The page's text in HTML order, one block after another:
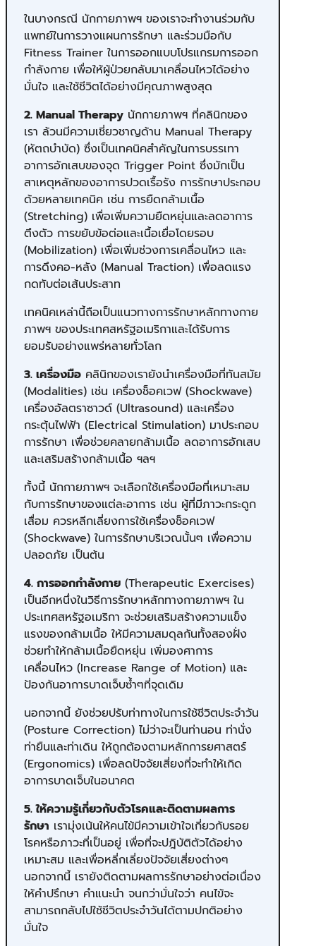
ในบางกรณี นักกายภาพฯ ของเราจะทำงานร่วมกับ
แพทย์ในการวางแผนการรักษา และร่วมมือกับ
Fitness Trainer ในการออกแบบโปรแกรมการออก
กำลังกาย เพื่อให้ผู้ป่วยกลับมาเคลื่อนไหวได้อย่าง
มั่นใจ และใช้ชีวิตได้อย่างมีคุณภาพสูงสุด
2. Manual Therapy นักกายภาพฯ ที่คลินิกของ
เรา ล้วนมีความเชี่ยวชาญด้าน Manual Therapy
(หัตถบำบัด) ซึ่งเป็นเทคนิคสำคัญในการบรรเทา
อาการอักเสบของจุด Trigger Point ซึ่งมักเป็น
สาเหตุหลักของอาการปวดเรื้อรัง การรักษาประกอบ
ด้วยหลายเทคนิค เช่น การยืดกล้ามเนื้อ
(Stretching) เพื่อเพิ่มความยืดหยุ่นและลดอาการ
ตึงตัว การขยับข้อต่อและเนื้อเยื่อโดยรอบ
(Mobilization) เพื่อเพิ่มช่วงการเคลื่อนไหว และ
การดึงคอ-หลัง (Manual Traction) เพื่อลดแรง
กดทับต่อเส้นประสาท
เทคนิคเหล่านี้ถือเป็นแนวทางการรักษาหลักทางกาย
ภาพฯ ของประเทศสหรัฐอเมริกาและได้รับการ
ยอมรับอย่างแพร่หลายทั่วโลก
3. เครื่องมือ คลินิกของเรายังนำเครื่องมือที่ทันสมัย
(Modalities) เช่น เครื่องช็อคเวฟ (Shockwave)
เครื่องอัลตราซาวด์ (Ultrasound) และเครื่อง
กระตุ้นไฟฟ้า (Electrical Stimulation) มาประกอบ
การรักษา เพื่อช่วยคลายกล้ามเนื้อ ลดอาการอักเสบ
และเสริมสร้างกล้ามเนื้อ ฯลฯ
ทั้งนี้ นักกายภาพฯ จะเลือกใช้เครื่องมือที่เหมาะสม
กับการรักษาของแต่ละอาการ เช่น ผู้ที่มีภาวะกระดูก
เสื่อม ควรหลีกเลี่ยงการใช้เครื่องช็อคเวฟ
(Shockwave) ในการรักษาบริเวณนั้นๆ เพื่อความ
ปลอดภัย เป็นต้น
4. การออกกำลังกาย (Therapeutic Exercises)
เป็นอีกหนึ่งในวิธีการรักษาหลักทางกายภาพฯ ใน
ประเทศสหรัฐอเมริกา จะช่วยเสริมสร้างความแข็ง
แรงของกล้ามเนื้อ ให้มีความสมดุลกันทั้งสองฝั่ง
ช่วยทำให้กล้ามเนื้อยืดหยุ่น เพิ่มองศาการ
เคลื่อนไหว (Increase Range of Motion) และ
ป้องกันอาการบาดเจ็บซ้ำๆที่จุดเดิม
นอกจากนี้ ยังช่วยปรับท่าทางในการใช้ชีวิตประจำวัน
(Posture Correction) ไม่ว่าจะเป็นท่านอน ท่านั่ง
ท่ายืนและท่าเดิน ให้ถูกต้องตามหลักการยศาสตร์
(Ergonomics) เพื่อลดปัจจัยเสี่ยงที่จะทำให้เกิด
อาการบาดเจ็บในอนาคต
5. ให้ความรู้เกี่ยวกับตัวโรคและติดตามผลการ
รักษา เรามุ่งเน้นให้คนไข้มีความเข้าใจเกี่ยวกับรอย
โรคหรือภาวะที่เป็นอยู่ เพื่อที่จะปฎิบัติตัวได้อย่าง
เหมาะสม และเพื่อหลี่กเลี่ยงปัจจัยเสี่ยงต่างๆ
นอกจากนี้ เรายังติดตามผลการรักษาอย่างต่อเนื่อง
ให้คำปรึกษา คำแนะนำ จนกว่ามั่นใจว่า คนไข้จะ
สามารถกลับไปใช้ชีวิตประจำวันได้ตามปกติอย่าง
มั่นใจ